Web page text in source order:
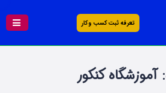
تعرفه ثبت کسب و کار
آموزشگاه کنکور